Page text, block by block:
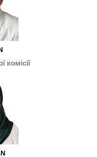
комісії